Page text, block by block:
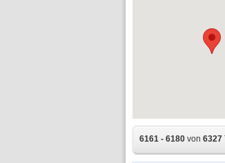
6161 - 6180 von 6327